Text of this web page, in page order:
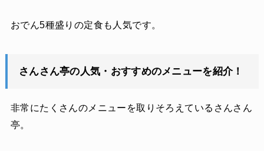
おでん5種盛りの定食も人気です。
さんさん亭の人気・おすすめのメニューを紹介！
非常にたくさんのメニューを取りそろえているさんさん
亭。